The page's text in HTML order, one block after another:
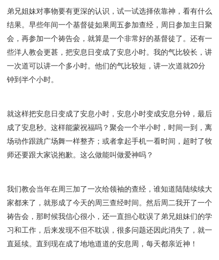
弟兄姐妹对事物要有更深的认识，试一试选择依靠神，看有什么
结果。早些年间一个基督徒如果周五参加查经，周日参加主日聚
会，再参加一个祷告会，就算是一个非常好的基督徒了。还有一
些洋人教会更甚，把安息日变成了安息小时。我的气比较长，讲
一次道可以讲一个多小时。他们的气比较短，讲一次道就20分
钟到半个小时。
就这样把安息日变成了安息小时，安息小时变成安息分钟，最后
成了安息秒。这样能蒙祝福吗？聚会一个半小时，时间一到，离
场动作跟跳广场舞一样整齐；或者拿起手机一看时间，超时了牧
师还要跟大家说抱歉。这么做能叫做爱神吗？
我们教会当年在周三加了一次给领袖的查经，谁知道陆陆续续大
家都来了，就形成了今天的周三查经时间。然后周二我开了一个
祷告会，那时候我信心很小，还一直担心耽误了弟兄姐妹们的学
习和工作，后来发现不但不耽误，很多问题还因此消失了，就一
直延续。直到现在成了地地道道的安息周，每天都亲近神！